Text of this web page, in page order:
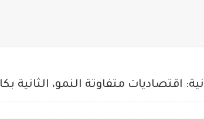
اقتصاديات متفاوتة النمو، الثانية